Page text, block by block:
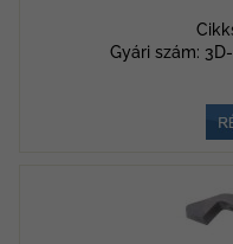
Gyári szám: